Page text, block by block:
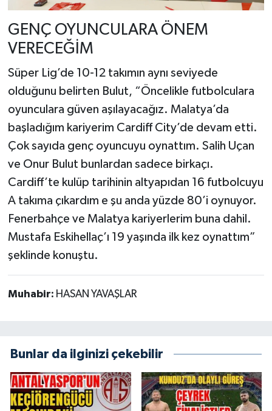
GENÇ OYUNCULARA ÖNEM
VERECEĞİM
Süper Lig’de 10-12 takımın aynı seviyede
olduğunu belirten Bulut, “Öncelikle futbolculara
oyunculara güven aşılayacağız. Malatya’da
başladığım kariyerim Cardiff City’de devam etti.
Çok sayıda genç oyuncuyu oynattım. Salih Uçan
ve Onur Bulut bunlardan sadece birkaçı.
Cardiff’te kulüp tarihinin altyapıdan 16 futbolcuyu
A takıma çıkardım e şu anda yüzde 80’i oynuyor.
Fenerbahçe ve Malatya kariyerlerim buna dahil.
Mustafa Eskihellaç’ı 19 yaşında ilk kez oynattım”
şeklinde konuştu.
Muhabir: HASAN YAVAŞLAR
Bunlar da ilginizi çekebilir